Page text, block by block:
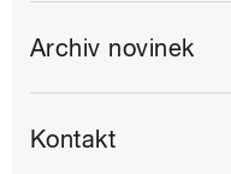
Archiv novinek
Kontakt